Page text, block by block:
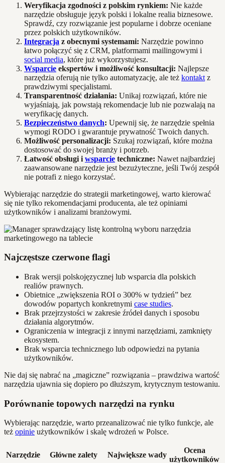
Weryfikacja zgodności z polskim rynkiem: Nie każde
narzędzie obsługuje język polski i lokalne realia biznesowe.
Sprawdź, czy rozwiązanie jest popularne i dobrze oceniane
przez polskich użytkowników.
Integracja z obecnymi systemami: Narzędzie powinno
łatwo połączyć się z CRM, platformami mailingowymi i
social media, które już wykorzystujesz.
Wsparcie ekspertów i możliwość konsultacji: Najlepsze
narzędzia oferują nie tylko automatyzację, ale też kontakt z
prawdziwymi specjalistami.
Transparentność działania: Unikaj rozwiązań, które nie
wyjaśniają, jak powstają rekomendacje lub nie pozwalają na
weryfikację danych.
Bezpieczeństwo danych: Upewnij się, że narzędzie spełnia
wymogi RODO i gwarantuje prywatność Twoich danych.
Możliwość personalizacji: Szukaj rozwiązań, które można
dostosować do swojej branży i potrzeb.
Łatwość obsługi i wsparcie techniczne: Nawet najbardziej
zaawansowane narzędzie jest bezużyteczne, jeśli Twój zespół
nie potrafi z niego korzystać.
Wybierając narzędzie do strategii marketingowej, warto kierować
się nie tylko rekomendacjami producenta, ale też opiniami
użytkowników i analizami branżowymi.
Najczęstsze czerwone flagi
Brak wersji polskojęzycznej lub wsparcia dla polskich
realiów prawnych.
Obietnice „zwiększenia ROI o 300% w tydzień” bez
dowodów popartych konkretnymi case studies.
Brak przejrzystości w zakresie źródeł danych i sposobu
działania algorytmów.
Ograniczenia w integracji z innymi narzędziami, zamknięty
ekosystem.
Brak wsparcia technicznego lub odpowiedzi na pytania
użytkowników.
Nie daj się nabrać na „magiczne” rozwiązania – prawdziwa wartość
narzędzia ujawnia się dopiero po dłuższym, krytycznym testowaniu.
Porównanie topowych narzędzi na rynku
Wybierając narzędzie, warto przeanalizować nie tylko funkcje, ale
też opinie użytkowników i skalę wdrożeń w Polsce.
Narzędzie Główne zalety Największe wady
Ocena
użytkowników